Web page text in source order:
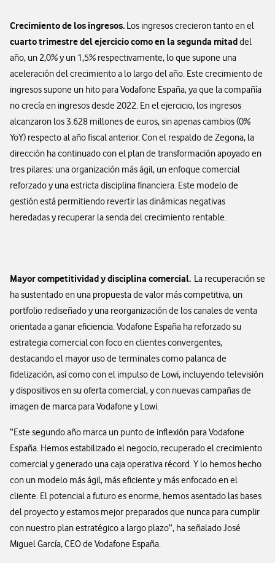
Crecimiento de los ingresos. Los ingresos crecieron tanto en el
cuarto trimestre del ejercicio como en la segunda mitaddel
año, un 2,0% y un 1,5% respectivamente, lo que supone una
aceleración del crecimiento a lo largo del año. Este crecimiento de
ingresos supone un hito para Vodafone España, ya que la compañía
no crecía en ingresos desde 2022. En el ejercicio, los ingresos
alcanzaron los 3.628 millones de euros, sin apenas cambios (0%
YoY) respecto al año fiscal anterior. Con el respaldo de Zegona, la
dirección ha continuado con el plan de transformación apoyado en
tres pilares: una organización más ágil, un enfoque comercial
reforzado y una estricta disciplina financiera. Este modelo de
gestión está permitiendo revertir las dinámicas negativas
heredadas y recuperar la senda del crecimiento rentable.
Mayor competitividad y disciplina comercial. La recuperación se
ha sustentado en una propuesta de valor más competitiva, un
portfolio rediseñado y una reorganización de los canales de venta
orientada a ganar eficiencia. Vodafone España ha reforzado su
estrategia comercial con foco en clientes convergentes,
destacando el mayor uso de terminales como palanca de
fidelización, así como con el impulso de Lowi, incluyendo televisión
y dispositivos en su oferta comercial, y con nuevas campañas de
imagen de marca para Vodafone y Lowi.
“Este segundo año marca un punto de inflexión para Vodafone
España. Hemos estabilizado el negocio, recuperado el crecimiento
comercial y generado una caja operativa récord. Y lo hemos hecho
con un modelo más ágil, más eficiente y más enfocado en el
cliente. El potencial a futuro es enorme, hemos asentado las bases
del proyecto y estamos mejor preparados que nunca para cumplir
con nuestro plan estratégico a largo plazo”, ha señalado José
Miguel García, CEO de Vodafone España.